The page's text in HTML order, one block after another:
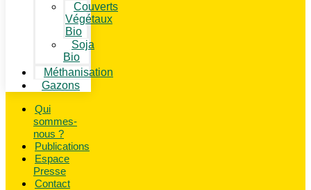
Couverts
Végétaux
Bio
Soja
Bio
Méthanisation
Gazons
Qui
sommes-
nous ?
Publications
Espace
Presse
Contact